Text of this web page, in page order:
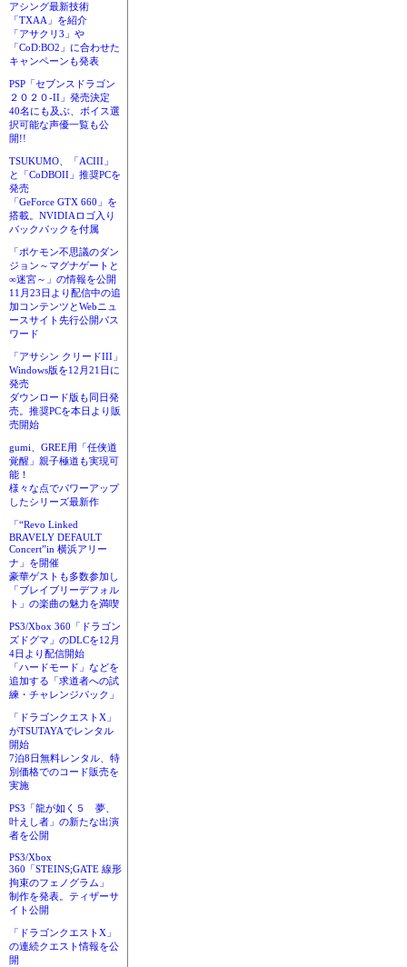
アシング最新技術
「TXAA」を紹介
「アサクリ3」や
「CoD:BO2」に合わせた
キャンペーンも発表
PSP「セブンスドラゴン
２０２０-II」発売決定
40名にも及ぶ、ボイス選
択可能な声優一覧も公
開!!
TSUKUMO、「ACIII」
と「CoDBOII」推奨PCを
発売
「GeForce GTX 660」を
搭載。NVIDIAロゴ入り
バックパックを付属
「ポケモン不思議のダン
ジョン～マグナゲートと
∞迷宮～」の情報を公開
11月23日より配信中の追
加コンテンツとWebニュ
ースサイト先行公開パス
ワード
「アサシン クリードIII」
Windows版を12月21日に
発売
ダウンロード版も同日発
売。推奨PCを本日より販
売開始
gumi、GREE用「任侠道
覚醒」親子極道も実現可
能！
様々な点でパワーアップ
したシリーズ最新作
「“Revo Linked
BRAVELY DEFAULT
Concert”in 横浜アリー
ナ」を開催
豪華ゲストも多数参加し
「ブレイブリーデフォル
ト」の楽曲の魅力を満喫
PS3/Xbox 360「ドラゴン
ズドグマ」のDLCを12月
4日より配信開始
「ハードモード」などを
追加する「求道者への試
練・チャレンジパック」
「ドラゴンクエストX」
がTSUTAYAでレンタル
開始
7泊8日無料レンタル、特
別価格でのコード販売を
実施
PS3「龍が如く５ 夢、
叶えし者」の新たな出演
者を公開
PS3/Xbox
360「STEINS;GATE 線形
拘束のフェノグラム」
制作を発表。ティザーサ
イト公開
「ドラゴンクエストX」
の連続クエスト情報を公
開